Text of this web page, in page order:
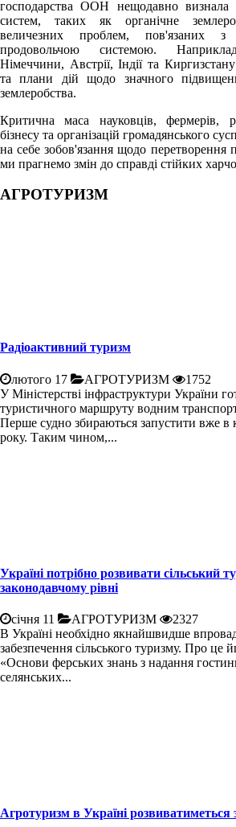
господарства ООН нещодавно визнала
систем, таких як органічне
величезних проблем, пов'язаних
продовольчою системою.
Німеччини, Австрії, Індії та
та плани дій щодо значного
землеробства.
Критична маса науковців, фермерів,
бізнесу та організацій громадянського
на себе зобов'язання щодо перетворення
ми прагнемо змін до справді стійких
АГРОТУРИЗМ
Радіоактивний туризм
лютого 17 АГРОТУРИЗМ
1752
У Міністерстві інфраструктури України
туристичного маршруту водним
Перше судно збираються запустити вже в
року. Таким чином,...
Україні потрібно розвивати сільський
законодавчому рівні
січня 11 АГРОТУРИЗМ
2327
В Україні необхідно якнайшвидше
забезпечення сільського туризму. Про це
«Основи ферських знань з надання
селянських...
Агротуризм в Україні розвиватиметься